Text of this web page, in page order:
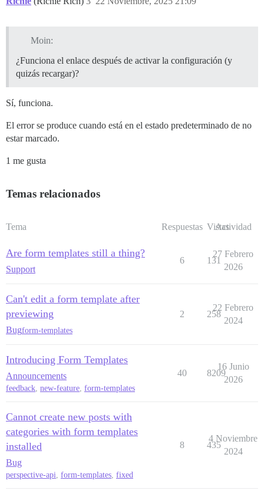
Moin:
¿Funciona el enlace después de activar la configuración (y
quizás recargar)?
Sí, funciona.
El error se produce cuando está en el estado predeterminado de no
estar marcado.
1 me gusta
Temas relacionados
Tema Respuestas Vistas
Actividad
Are form templates still a thing?
Support
6 131
27 Febrero
2026
Can't edit a form template after
previewing
Bugform-templates
2 258
22 Febrero
2024
Introducing Form Templates
Announcements
feedback, new-feature, form-templates
40 8209
16 Junio
2026
Cannot create new posts with
categories with form templates
installed
Bug
perspective-api, form-templates, fixed
8 435
4 Noviembre
2024